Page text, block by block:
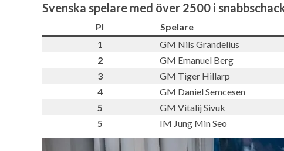
Svenska spelare med över 2500 i
Pl Spelare
1
GM Nils Grandelius
2
GM Emanuel Berg
3
GM Tiger Hillarp
4
GM Daniel Semcesen
5
GM Vitalij Sivuk
5
IM Jung Min Seo